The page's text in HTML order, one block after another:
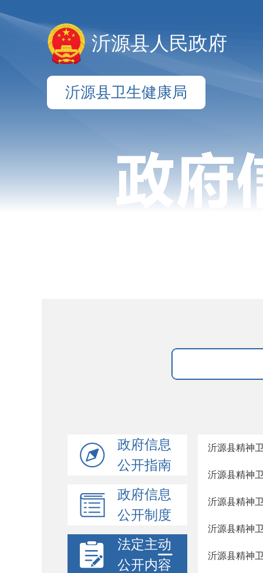
沂源县人民政府
沂源县卫生健康局
政府信息
公开指南
政府信息
公开制度
法定主动
公开内容
沂源县精神
沂源县精神
沂源县精神
沂源县精神
沂源县精神